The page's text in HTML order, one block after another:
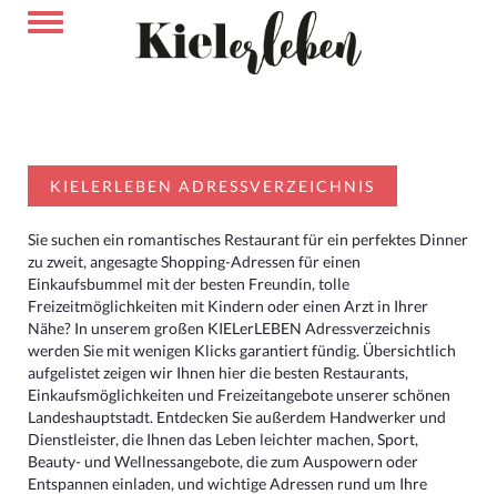
KIELERLEBEN ADRESSVERZEICHNIS
Sie suchen ein romantisches Restaurant für ein perfektes Dinner
zu zweit, angesagte Shopping-Adressen für einen
Einkaufsbummel mit der besten Freundin, tolle
Freizeitmöglichkeiten mit Kindern oder einen Arzt in Ihrer
Nähe? In unserem großen KIELerLEBEN Adressverzeichnis
werden Sie mit wenigen Klicks garantiert fündig. Übersichtlich
aufgelistet zeigen wir Ihnen hier die besten Restaurants,
Einkaufsmöglichkeiten und Freizeitangebote unserer schönen
Landeshauptstadt. Entdecken Sie außerdem Handwerker und
Dienstleister, die Ihnen das Leben leichter machen, Sport,
Beauty- und Wellnessangebote, die zum Auspowern oder
Entspannen einladen, und wichtige Adressen rund um Ihre